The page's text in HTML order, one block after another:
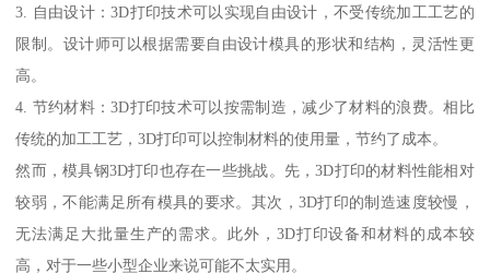
3. 自由设计：3D打印技术可以实现自由设计，不受传统加工工艺的
限制。设计师可以根据需要自由设计模具的形状和结构，灵活性更
高。
4. 节约材料：3D打印技术可以按需制造，减少了材料的浪费。相比
传统的加工工艺，3D打印可以控制材料的使用量，节约了成本。
然而，模具钢3D打印也存在一些挑战。先，3D打印的材料性能相对
较弱，不能满足所有模具的要求。其次，3D打印的制造速度较慢，
无法满足大批量生产的需求。此外，3D打印设备和材料的成本较
高，对于一些小型企业来说可能不太实用。